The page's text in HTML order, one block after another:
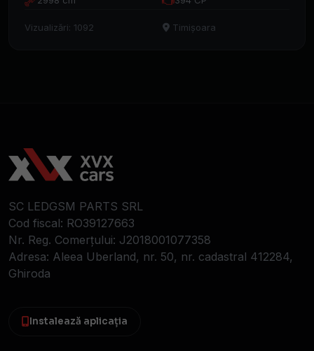
Vizualizări: 1092 Timișoara
SC LEDGSM PARTS SRL
Cod fiscal: RO39127663
Nr. Reg. Comerțului: J2018001077358
Adresa: Aleea Uberland, nr. 50, nr. cadastral 412284,
Ghiroda
Instalează aplicația